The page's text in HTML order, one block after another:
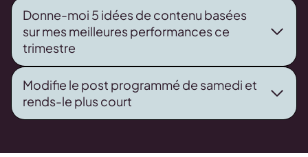
Donne-moi 5 idées de contenu basées
sur mes meilleures performances ce
trimestre
Modifie le post programmé de samedi et
rends-le plus court